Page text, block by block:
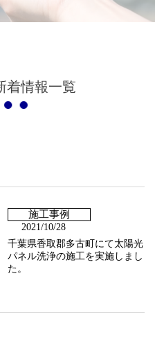
着情報一覧
施工事例
2021/10/28
千葉県香取郡多古町にて太陽光
パネル洗浄の施工を実施しまし
た。